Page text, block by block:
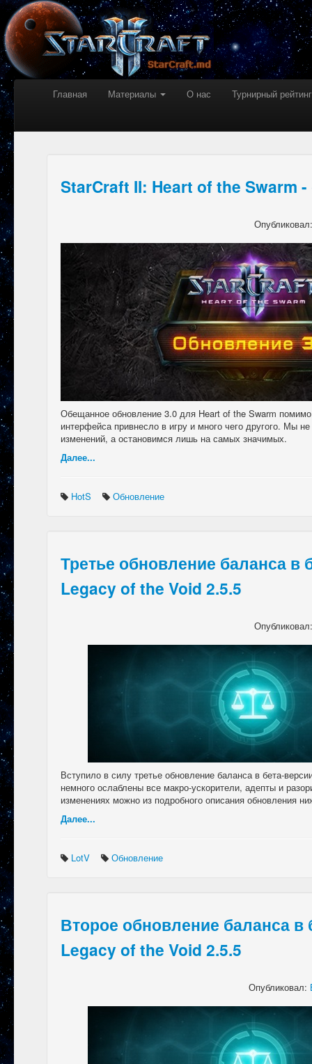
Главная Материалы О нас Турнирный рейтинг
StarCraft II: Heart of the Swarm
Обещанное обновление 3.0 для Heart of the Swarm помимо
интерфейса привнесло в игру и много чего другого. Мы
изменений, а остановимся лишь на самых значимых.
Далее...
HotS Обновление
Третье обновление баланса в
Legacy of the Void 2.5.5
Вступило в силу третье обновление баланса в бета-
немного ослаблены все макро-ускорители, адепты и
изменениях можно из подробного описания обновления
Далее...
LotV Обновление
Второе обновление баланса в
Legacy of the Void 2.5.5
Опубликовал: